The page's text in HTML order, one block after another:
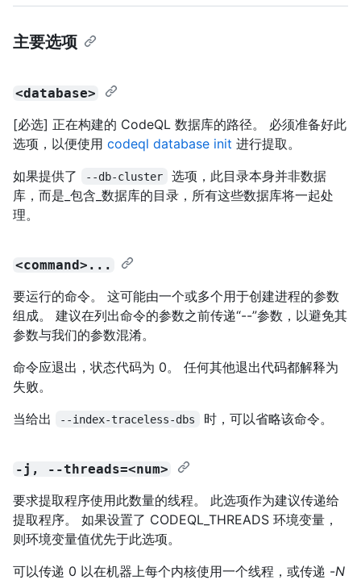
主要选项
<database>
[必选] 正在构建的 CodeQL 数据库的路径。 必须准备好此
选项，以便使用 codeql database init 进行提取。
如果提供了
--db-cluster
选项，此目录本身并非数据
库，而是_包含_数据库的目录，所有这些数据库将一起处
理。
<command>...
要运行的命令。 这可能由一个或多个用于创建进程的参数
组成。 建议在列出命令的参数之前传递“--”参数，以避免其
参数与我们的参数混淆。
命令应退出，状态代码为 0。 任何其他退出代码都解释为
失败。
当给出
--index-traceless-dbs 时，可以省略该命令。
-j, --threads=<num>
要求提取程序使用此数量的线程。 此选项作为建议传递给
提取程序。 如果设置了 CODEQL_THREADS 环境变量，
则环境变量值优先于此选项。
可以传递 0 以在机器上每个内核使用一个线程，或传递 -N